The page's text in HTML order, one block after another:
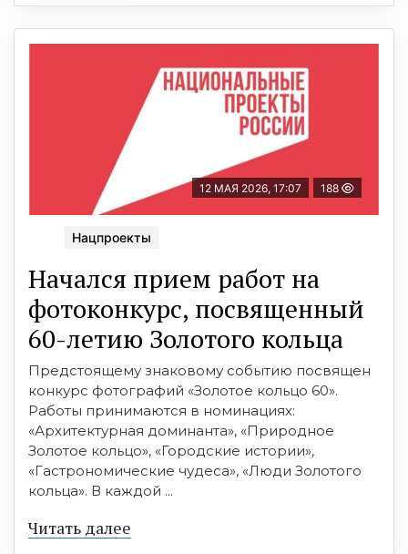
12 МАЯ 2026, 17:07 188
Нацпроекты
Начался прием работ на
фотоконкурс, посвященный
60-летию Золотого кольца
Предстоящему знаковому событию посвящен
конкурс фотографий «Золотое кольцо 60».
Работы принимаются в номинациях:
«Архитектурная доминанта», «Природное
Золотое кольцо», «Городские истории»,
«Гастрономические чудеса», «Люди Золотого
кольца». В каждой ...
Читать далее